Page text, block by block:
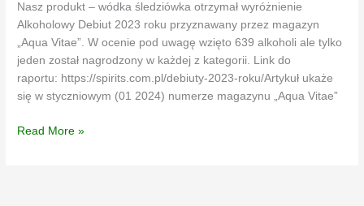
Nasz produkt – wódka śledziówka otrzymał wyróżnienie
Alkoholowy Debiut 2023 roku przyznawany przez magazyn
„Aqua Vitae”. W ocenie pod uwagę wzięto 639 alkoholi ale tylko
jeden został nagrodzony w każdej z kategorii. Link do
raportu: https://spirits.com.pl/debiuty-2023-roku/Artykuł ukaże
się w styczniowym (01 2024) numerze magazynu „Aqua Vitae”
Śledziówka
Read More »